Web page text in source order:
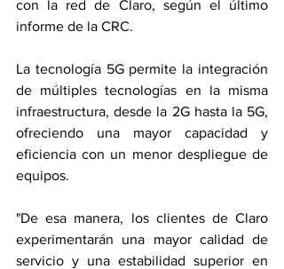
con la red de Claro, según el último
informe de la CRC.
La tecnología 5G permite la integración
de múltiples tecnologías en la misma
infraestructura, desde la 2G hasta la 5G,
ofreciendo una mayor capacidad y
eficiencia con un menor despliegue de
equipos.
"De esa manera, los clientes de Claro
experimentarán una mayor calidad de
servicio y una estabilidad superior en